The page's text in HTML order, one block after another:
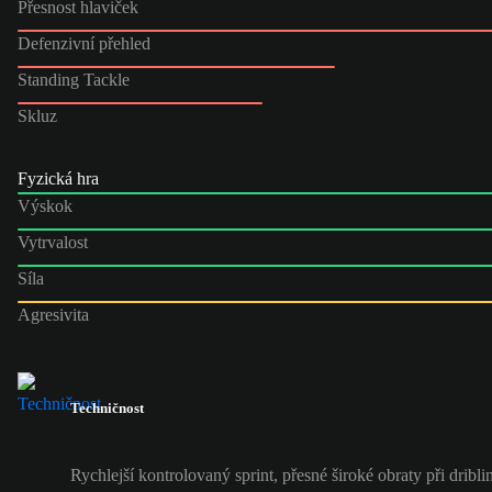
Přesnost hlaviček
Defenzivní přehled
Standing Tackle
Skluz
Fyzická hra
Výskok
Vytrvalost
Síla
Agresivita
Techničnost
Rychlejší kontrolovaný sprint, přesné široké obraty při